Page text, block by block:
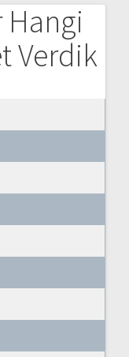
Hangi
Verdik